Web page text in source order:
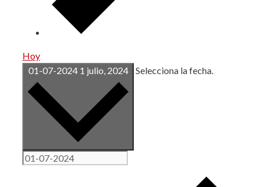
Hoy
01-07-2024 1 julio, 2024 Selecciona la fecha.